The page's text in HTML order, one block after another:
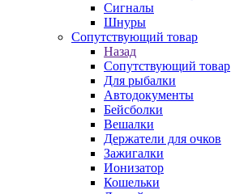
Сигналы
Шнуры
Сопутствующий товар
Назад
Сопутствующий товар
Для рыбалки
Автодокументы
Бейсболки
Вешалки
Держатели для очков
Зажигалки
Ионизатор
Кошельки